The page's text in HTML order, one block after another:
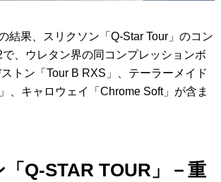
結果、スリクソン「Q-Star Tour」のコン
、ウレタン界の同コンプレッションボ
トン「Tour B RXS」、テーラーメイド
、キャロウェイ「Chrome Soft」が含ま
Q-STAR TOUR」－重